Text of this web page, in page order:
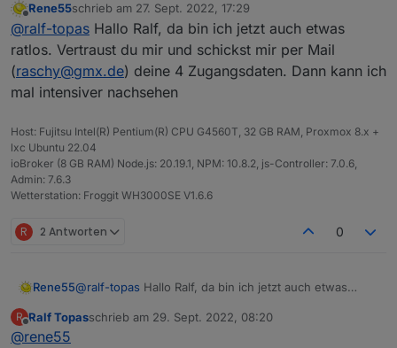
Zu deinen fragen:
1.) Nein. Die anderen Ordner sind noch nie im
Objektebaum vorhanden gewesen
2.) Daten werden erfolgreich abgefragt. Sprich Watt
Anzeige aktualisiert sich (identisch zur App auf dem
Handy)
4.) Neuinstallation hat leider nicht geholfen...
Irgendwelche anderen Ideen?
Gibts ggf. nen Cache?
Sprich deinstallieren, dann iobroker mal neustarten,
dann re-installieren?
VG und vielen Dank!
Offline
Rene55schrieb am 27. Sept. 2022, 17:29
zuletzt editiert von
@ralf-topas Hallo Ralf, da bin ich jetzt auch etwas
ratlos. Vertraust du mir und schickst mir per Mail
(raschy@gmx.de) deine 4 Zugangsdaten. Dann kann ich
mal intensiver nachsehen
Host: Fujitsu Intel(R) Pentium(R) CPU G4560T, 32 GB RAM, Proxmox 8.x +
lxc Ubuntu 22.04
ioBroker (8 GB RAM) Node.js: 20.19.1, NPM: 10.8.2, js-Controller: 7.0.6,
Admin: 7.6.3
Wetterstation: Froggit WH3000SE V1.6.6
R 2 Antworten 0
Rene55@ralf-topas Hallo Ralf, da bin ich jetzt auch etwas
(raschy@gmx.de) deine 4 Zugangsdaten. Dann kann
R
Offline
Ralf Topasschrieb am 29. Sept. 2022, 08:20
zuletzt editiert von
@rene55